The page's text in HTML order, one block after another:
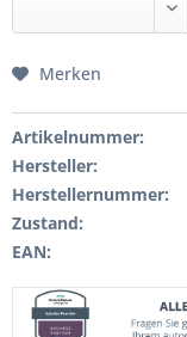
Merken
Artikelnummer:
Hersteller:
Herstellernummer:
Zustand:
EAN: